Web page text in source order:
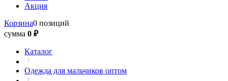
Акция
Корзина0 позиций
сумма 0 ₽
Каталог
Одежда для мальчиков оптом